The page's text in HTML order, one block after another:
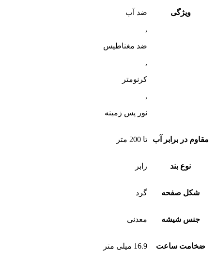
ویژگی
ضد آب
,
ضد مغناطیس
,
کرنومتر
,
نور پس زمینه
مقاوم در برابر آب تا 200 متر
نوع بند رابر
شکل صفحه گرد
جنس شیشه معدنی
ضخامت ساعت 16.9 میلی متر